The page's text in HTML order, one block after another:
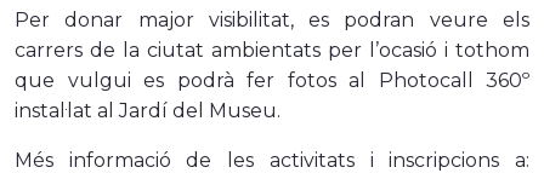
Per donar major visibilitat, es podran veure els
carrers de la ciutat ambientats per l’ocasió i tothom
que vulgui es podrà fer fotos al Photocall 360º
instal·lat al Jardí del Museu.
Més informació de les activitats i inscripcions a: